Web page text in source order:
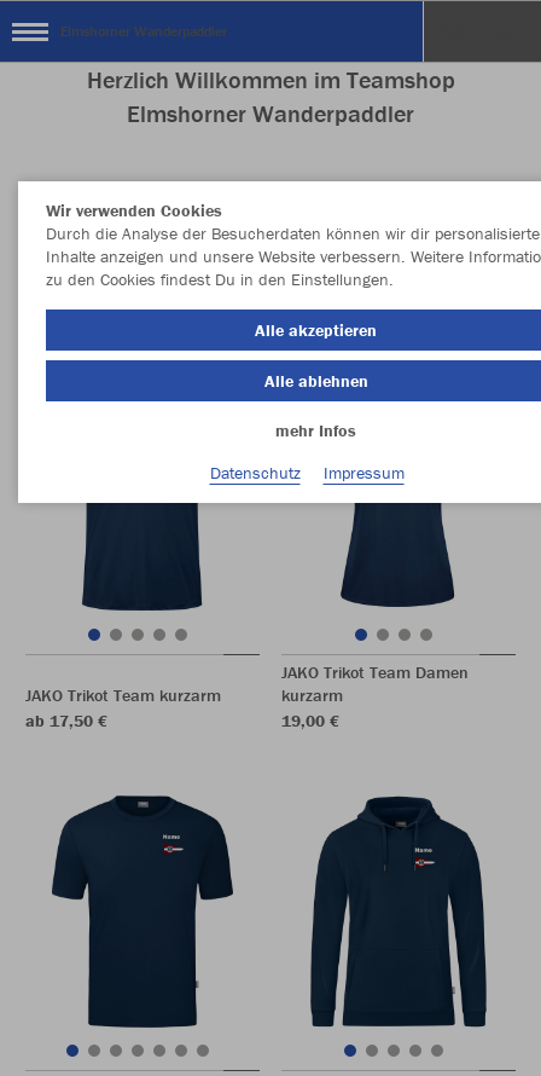
Elmshorner Wanderpaddler
Herzlich Willkommen im Teamshop
Elmshorner Wanderpaddler
Nachhaltig Farbe
JAKO Trikot Team kurzarm
ab 17,50 €
JAKO Trikot Team Damen
kurzarm
19,00 €
Wir verwenden Cookies
Durch die Analyse der Besucherdaten können wir dir personalisierte
Inhalte anzeigen und unsere Website verbessern. Weitere
zu den Cookies findest Du in den Einstellungen.
Alle akzeptieren
Alle ablehnen
mehr Infos
Datenschutz
Impressum